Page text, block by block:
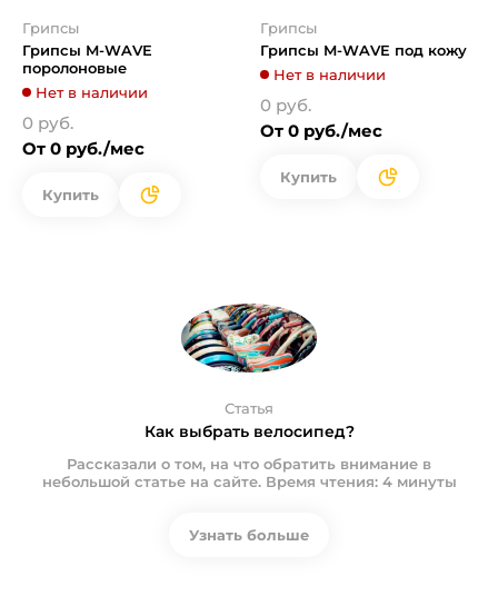
Грипсы
Грипсы M-WAVE
поролоновые
Нет в наличии
0 руб.
От 0 руб./мес
Купить
Грипсы
Грипсы M-WAVE под кожу
Нет в наличии
0 руб.
От 0 руб./мес
Купить
Статья
Как выбрать велосипед?
Рассказали о том, на что обратить внимание в
небольшой статье на сайте. Время чтения: 4 минуты
Узнать больше